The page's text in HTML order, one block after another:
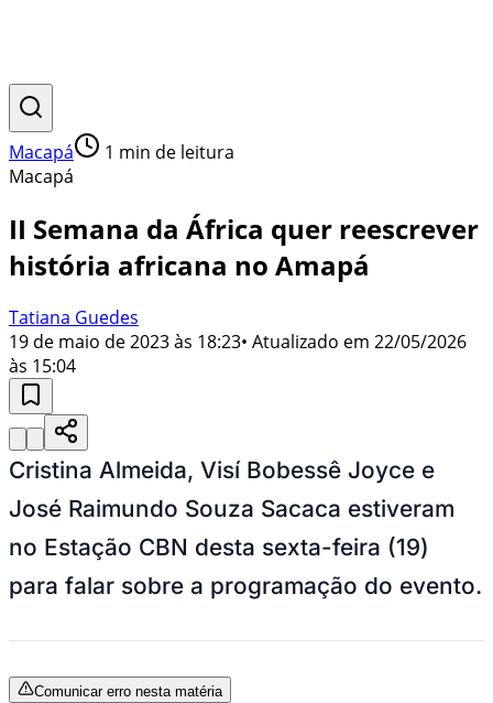
Macapá 1 min de leitura
Macapá
II Semana da África quer reescrever
história africana no Amapá
Tatiana Guedes
19 de maio de 2023 às 18:23• Atualizado em 22/05/2026
às 15:04
Cristina Almeida, Visí Bobessê Joyce e
José Raimundo Souza Sacaca estiveram
no Estação CBN desta sexta-feira (19)
para falar sobre a programação do evento.
Comunicar erro nesta matéria